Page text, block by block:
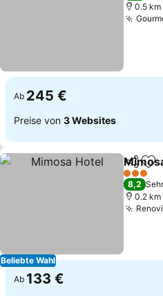
0.5 km
Ab 245 €
Preise von 3 Websites
Beliebte Wahl
TeilenZu
3 Sterne
8,2
0.2 km
Ab 133 €